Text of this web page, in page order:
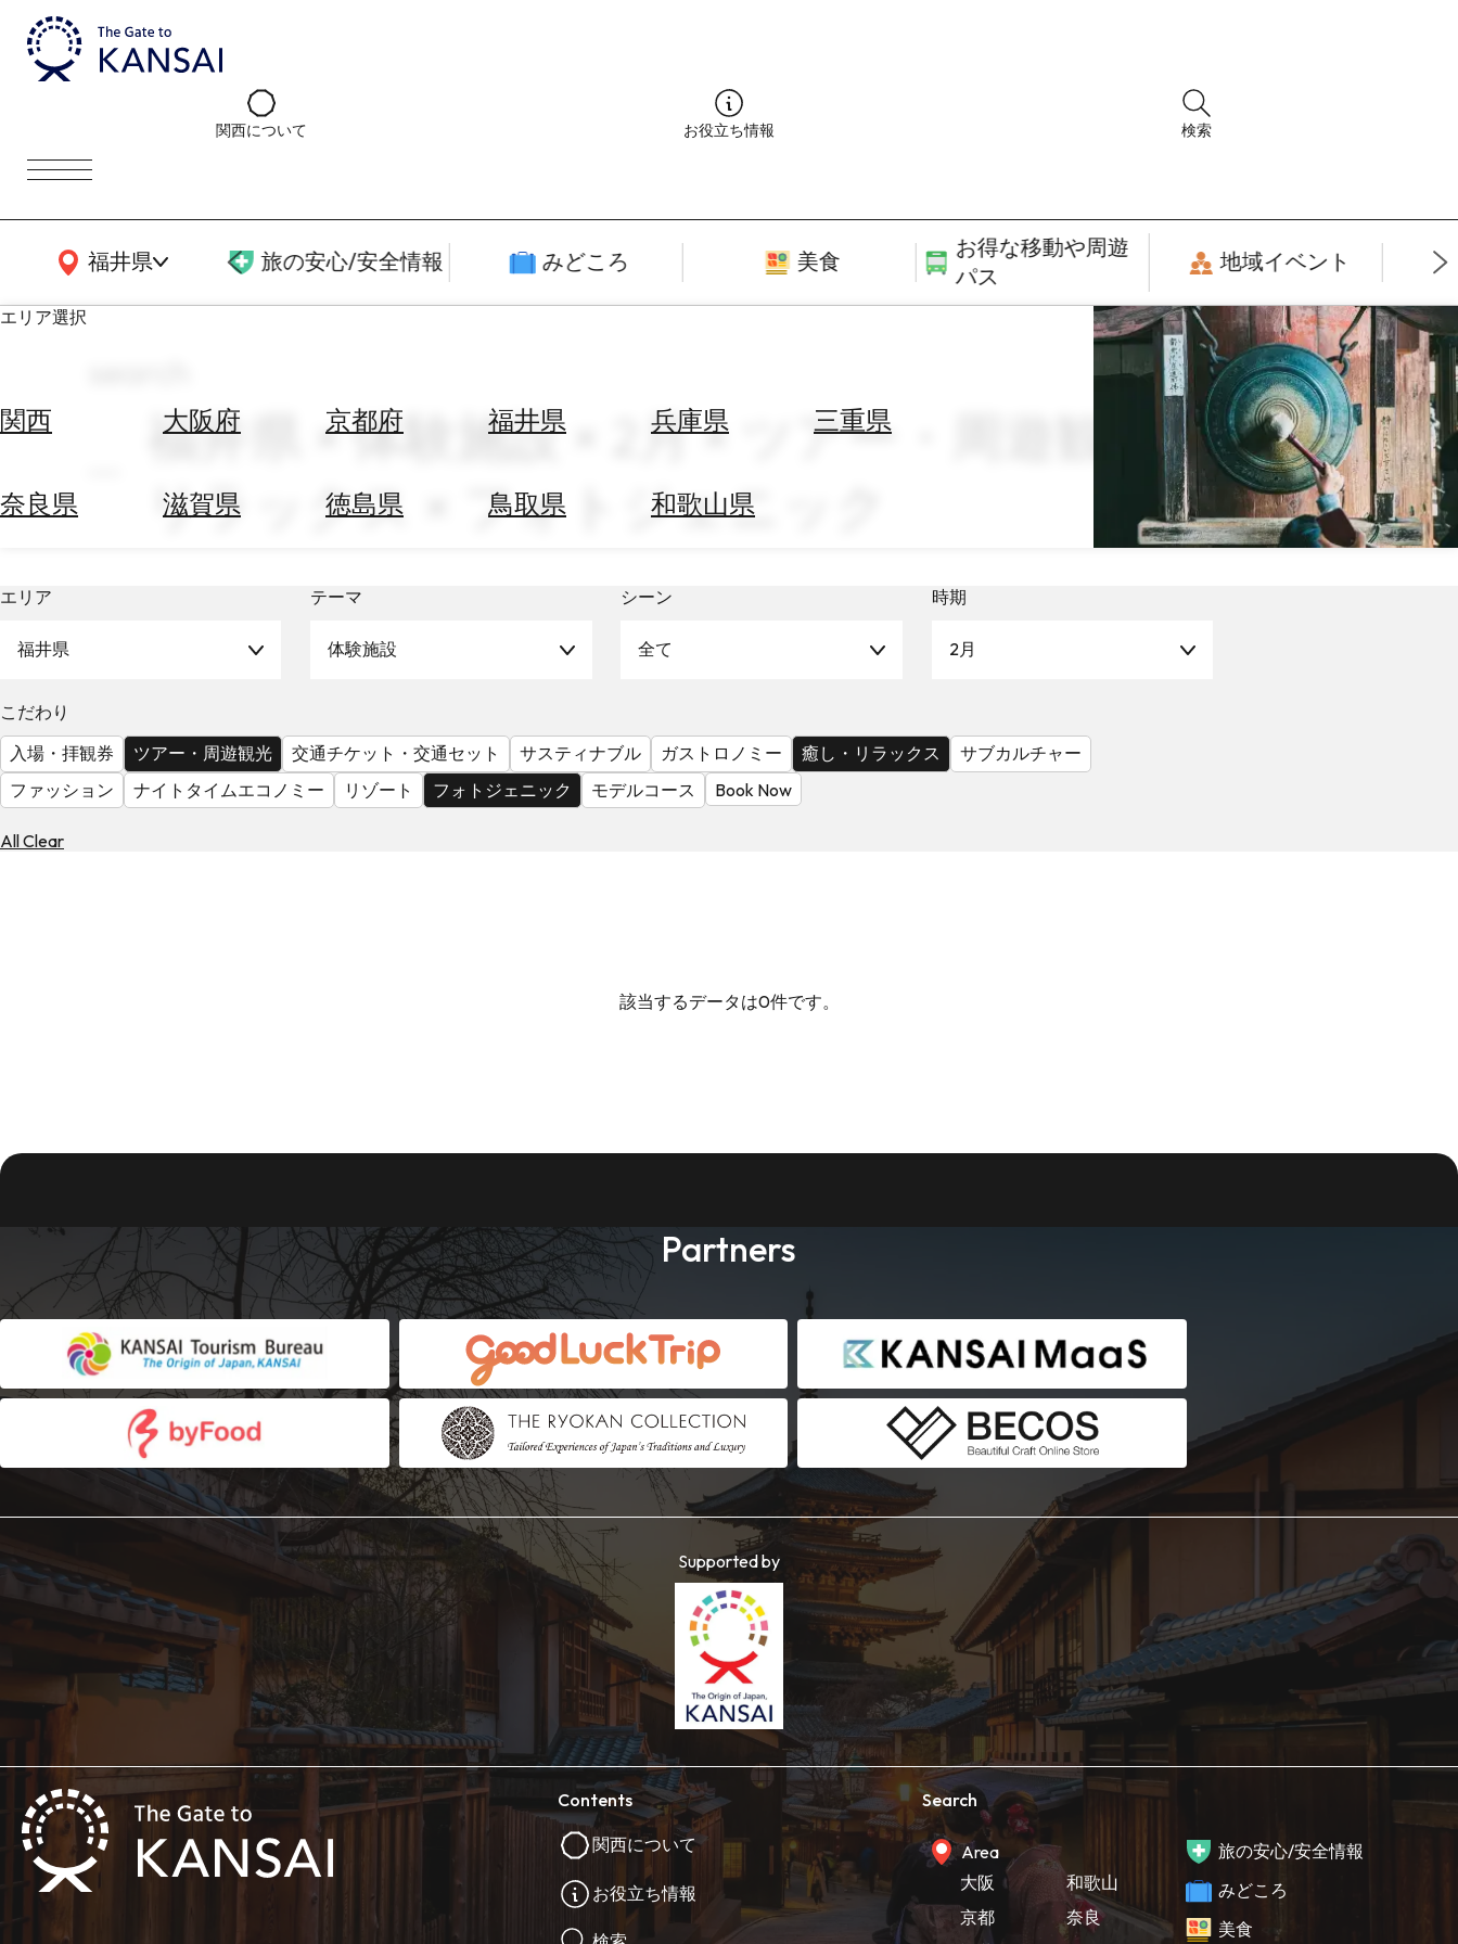
関西について お役立ち情報 検索
福井県
関西広域MAP 旅の安心/安全情報 みどころ 美食
お得な移動や周遊
パス
地域イベント
エリア選択
関西 大阪府 京都府 福井県 兵庫県 三重県
奈良県 滋賀県 徳島県 鳥取県 和歌山県
べ
る
天
気
を
見
福井県 × 体験施設 × 2月 × ツアー・周遊観光 × 癒し・
リラックス × フォトジェニック
エリア
福井県
テーマ
体験施設
シーン
全て
時期
2月
こだわり
入場・拝観券
ツアー・周遊観光 交通チケット・交通セット サスティナブル ガストロノミー 癒し・リラックス
サブカルチャー
ファッション
ナイトタイムエコノミー リゾート フォトジェニック モデルコース Book Now
All Clear
該当するデータは0件です。
Partners
Supported by
Contents
関西について
お役立ち情報
Search
Area
大阪
京都
和歌山
奈良
旅の安心/安全情報
みどころ
美食